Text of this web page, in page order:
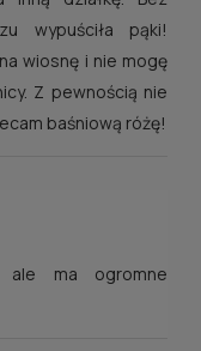
wypuściła pąki!
wiosnę i nie mogę
Z pewnością nie
baśniową różę!
ale ma ogromne